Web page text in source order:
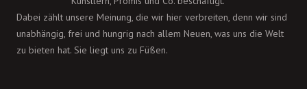
Dabei zählt unsere Meinung, die wir hier verbreiten, denn wir sind
unabhängig, frei und hungrig nach allem Neuen, was uns die Welt
zu bieten hat. Sie liegt uns zu Füßen.